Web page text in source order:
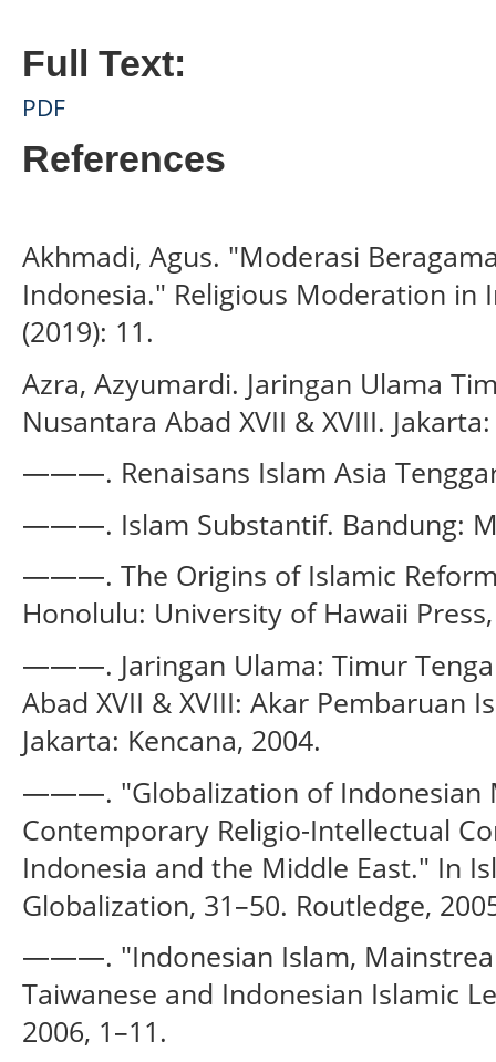
Full Text:
PDF
References
Akhmadi, Agus. "Moderasi
Indonesia." Religious Moderation in
(2019): 11.
Azra, Azyumardi. Jaringan Ulama
Nusantara Abad XVII & XVIII.
———. Renaisans Islam Asia
———. Islam Substantif. Bandung:
———. The Origins of Islamic
Honolulu: University of Hawaii
———. Jaringan Ulama: Timur
Abad XVII & XVIII: Akar Pembaruan
Jakarta: Kencana, 2004.
———. "Globalization of Indonesian
Contemporary Religio-Intellectual
Indonesia and the Middle East." In
Globalization, 31–50. Routledge,
———. "Indonesian Islam,
Taiwanese and Indonesian Islamic
2006, 1–11.